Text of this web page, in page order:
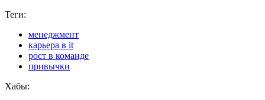
Теги:
менеджмент
карьера в it
рост в команде
привычки
Хабы: